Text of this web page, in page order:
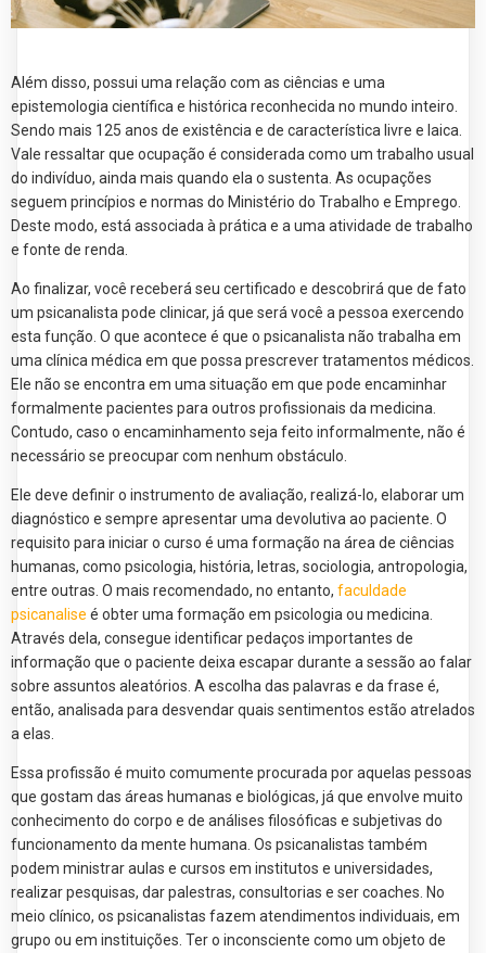
Além disso, possui uma relação com as ciências e uma
epistemologia científica e histórica reconhecida no mundo inteiro.
Sendo mais 125 anos de existência e de característica livre e laica.
Vale ressaltar que ocupação é considerada como um trabalho usual
do indivíduo, ainda mais quando ela o sustenta. As ocupações
seguem princípios e normas do Ministério do Trabalho e Emprego.
Deste modo, está associada à prática e a uma atividade de trabalho
e fonte de renda.
Ao finalizar, você receberá seu certificado e descobrirá que de fato
um psicanalista pode clinicar, já que será você a pessoa exercendo
esta função. O que acontece é que o psicanalista não trabalha em
uma clínica médica em que possa prescrever tratamentos médicos.
Ele não se encontra em uma situação em que pode encaminhar
formalmente pacientes para outros profissionais da medicina.
Contudo, caso o encaminhamento seja feito informalmente, não é
necessário se preocupar com nenhum obstáculo.
Ele deve definir o instrumento de avaliação, realizá-lo, elaborar um
diagnóstico e sempre apresentar uma devolutiva ao paciente. O
requisito para iniciar o curso é uma formação na área de ciências
humanas, como psicologia, história, letras, sociologia, antropologia,
entre outras. O mais recomendado, no entanto, faculdade
psicanalise é obter uma formação em psicologia ou medicina.
Através dela, consegue identificar pedaços importantes de
informação que o paciente deixa escapar durante a sessão ao falar
sobre assuntos aleatórios. A escolha das palavras e da frase é,
então, analisada para desvendar quais sentimentos estão atrelados
a elas.
Essa profissão é muito comumente procurada por aquelas pessoas
que gostam das áreas humanas e biológicas, já que envolve muito
conhecimento do corpo e de análises filosóficas e subjetivas do
funcionamento da mente humana. Os psicanalistas também
podem ministrar aulas e cursos em institutos e universidades,
realizar pesquisas, dar palestras, consultorias e ser coaches. No
meio clínico, os psicanalistas fazem atendimentos individuais, em
grupo ou em instituições. Ter o inconsciente como um objeto de